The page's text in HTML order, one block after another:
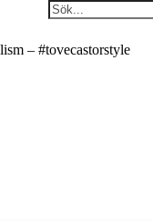
– #tovecastorstyle